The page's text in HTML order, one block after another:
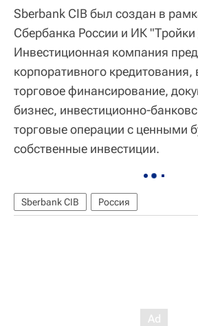
Sberbank CIB был создан в
Сбербанка России и ИК
Инвестиционная компания
корпоративного
торговое финансирование,
бизнес, инвестиционно-
торговые операции с ценными
собственные инвестиции.
Sberbank CIB Россия